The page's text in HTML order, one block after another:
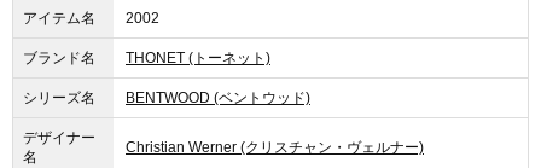
アイテム名 2002
ブランド名 THONET (トーネット)
シリーズ名 BENTWOOD (ベントウッド)
デザイナー
名
Christian Werner (クリスチャン・ヴェルナー)